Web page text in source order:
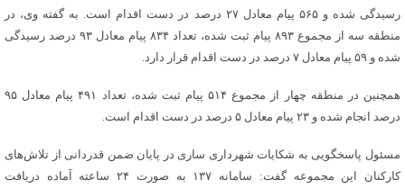
رسیدگی شده و ۵۶۵ پیام معادل ۲۷ درصد در دست اقدام است. به گفته وی، در
منطقه سه از مجموع ۸۹۳ پیام ثبت شده، تعداد ۸۳۴ پیام معادل ۹۳ درصد رسیدگی
شده و ۵۹ پیام معادل ۷ درصد در دست اقدام قرار دارد.
همچنین در منطقه چهار از مجموع ۵۱۴ پیام ثبت شده، تعداد ۴۹۱ پیام معادل ۹۵
درصد انجام شده و ۲۳ پیام معادل ۵ درصد در دست اقدام است.
مسئول پاسخگویی به شکایات شهرداری ساری در پایان ضمن قدردانی از تلاش‌های
کارکنان این مجموعه گفت: سامانه ۱۳۷ به صورت ۲۴ ساعته آماده دریافت